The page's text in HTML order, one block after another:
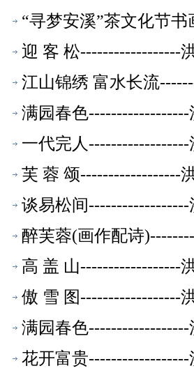
“寻梦安溪”茶文化节
迎 客 松------------------
江山锦绣 富水长流
满园春色
一代完人
芙 蓉 颂------------------
谈易松间
醉芙蓉(画作配诗
高 盖 山------------------
傲 雪 图------------------
满园春色
花开富贵